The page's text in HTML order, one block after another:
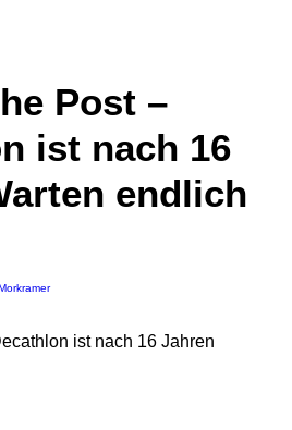
Post –
ist nach 16
endlich
ist nach 16 Jahren